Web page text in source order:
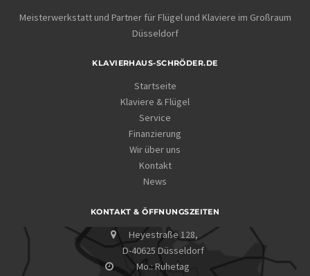
Meisterwerkstatt und Partner für Flügel und Klaviere im Großraum
Düsseldorf
KLAVIERHAUS-SCHRÖDER.DE
Startseite
Klaviere & Flügel
Service
Finanzierung
Wir über uns
Kontakt
News
KONTAKT & ÖFFNUNGSZEITEN
Heyestraße 128,
D-40625 Düsseldorf
Mo.: Ruhetag